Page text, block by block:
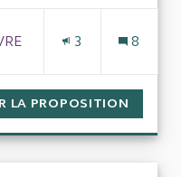
3 8
LA PROPOSITION